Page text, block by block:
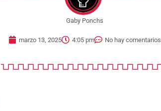
Gaby Ponchs
marzo 13, 2025 4:05 pm No hay comentarios